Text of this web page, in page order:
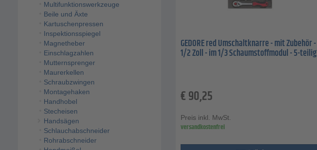
Multifunktionswerkzeuge
Beile und Äxte
Kartuschenpressen
Inspektionsspiegel
Magnetheber
Einschlagzahlen
Mutternsprenger
Maurerkellen
Schraubzwingen
Montagehaken
Handhobel
Stecheisen
Handsägen
Schlauchabschneider
Rohrabschneider
GEDORE red Umschaltknarre - mit Zubehör -
1/2 Zoll - im 1/3 Schaumstoffmodul - 5-teilig
€90,25
Preis inkl. MwSt.
versandkostenfrei